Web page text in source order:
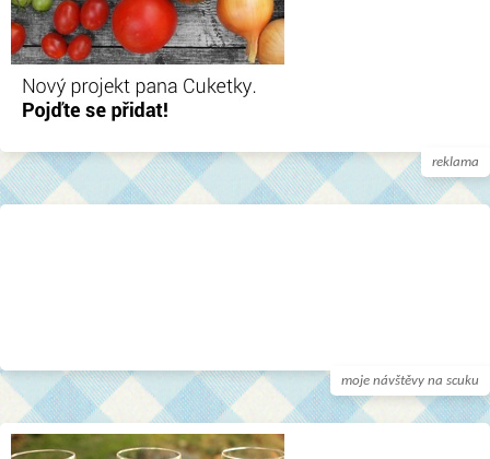
reklama
moje návštěvy na scuku